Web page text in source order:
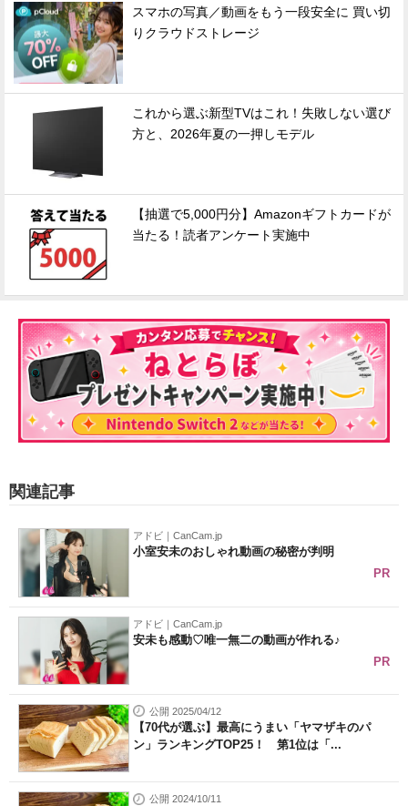
スマホの写真／動画をもう一段安全に 買い切
りクラウドストレージ
これから選ぶ新型TVはこれ！失敗しない選び
方と、2026年夏の一押しモデル
【抽選で5,000円分】Amazonギフトカードが
当たる！読者アンケート実施中
関連記事
アドビ｜CanCam.jp
小室安未のおしゃれ動画の秘密が判明
PR
アドビ｜CanCam.jp
安未も感動♡唯一無二の動画が作れる♪
PR
公開 2025/04/12
【70代が選ぶ】最高にうまい「ヤマザキのパ
ン」ランキングTOP25！ 第1位は「...
公開 2024/10/11